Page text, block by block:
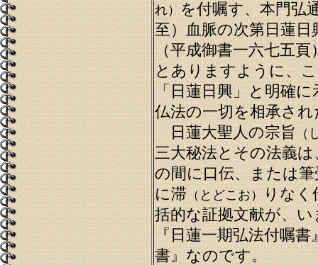
れ）を付嘱す、本門弘
至）血脈の次第日蓮日
（平成御書一六七五頁
とありますように、
「日蓮日興」と明確
仏法の一切を相承さ
日蓮大聖人の宗旨（
三大秘法とその法義は
の間に口伝、または筆
に滞（とどこお）りなく
括的な証拠文献が、い
『日蓮一期弘法付嘱書
書』なのです。